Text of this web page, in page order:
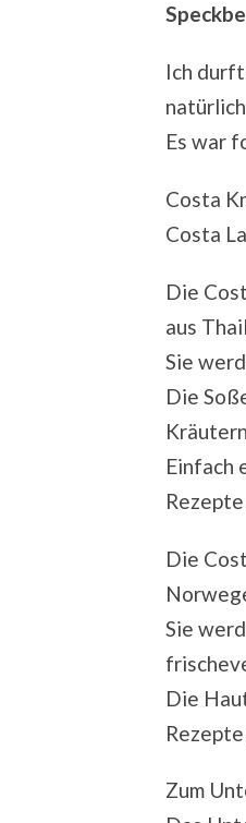
Ich
Es war
Costa
Costa
Die
aus
Sie
Die
Einfach
Die
Sie
Die
Zum